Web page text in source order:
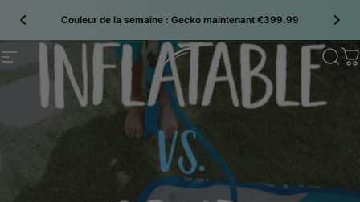
Couleur de la semaine : Gecko maintenant €399.99
Site navigation Bluefin SUP